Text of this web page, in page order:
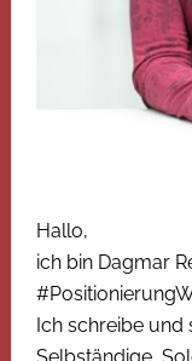
Hallo,
ich bin Dagmar
Ich schreibe und